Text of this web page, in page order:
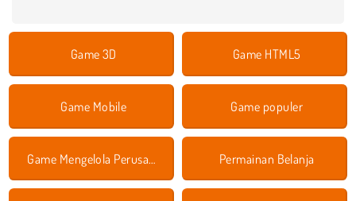
Game 3D Game HTML5
Game Mobile Game populer
Game Mengelola Perusahaan Permainan Belanja